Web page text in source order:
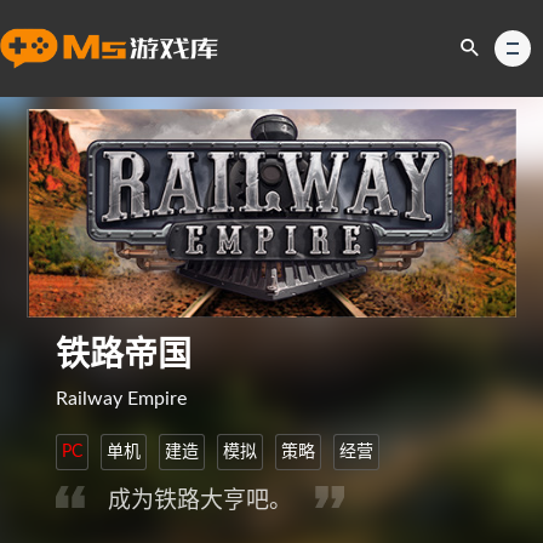
铁路帝国
Railway Empire
PC 单机 建造 模拟 策略 经营
成为铁路大亨吧。